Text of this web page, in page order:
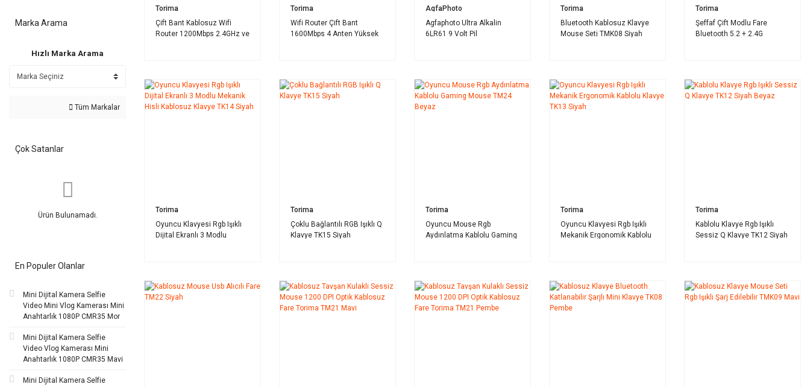
Marka Arama
Hızlı Marka Arama
Tüm Markalar
Çok Satanlar
Ürün Bulunamadı.
En Populer Olanlar
Mini Dijital Kamera Selfie
Video Mini Vlog Kamerası Mini
Anahtarlık 1080P CMR35 Mor
Mini Dijital Kamera Selfie
Video Vlog Kamerası Mini
Anahtarlık 1080P CMR35 Mavi
Mini Dijital Kamera Selfie
Torima
Çift Bant Kablosuz Wifi
Router 1200Mbps 2.4GHz ve
Torima
Wifi Router Çift Bant
1600Mbps 4 Anten Yüksek
AgfaPhoto
Agfaphoto Ultra Alkalin
6LR61 9 Volt Pil
Torima
Bluetooth Kablosuz Klavye
Mouse Seti TMK08 Siyah
Torima
Şeffaf Çift Modlu Fare
Bluetooth 5.2 + 2.4G
Torima
Oyuncu Klavyesi Rgb Işıklı
Dijital Ekranlı 3 Modlu
Torima
Çoklu Bağlantılı RGB Işıklı Q
Klavye TK15 Siyah
Torima
Oyuncu Mouse Rgb
Aydınlatma Kablolu Gaming
Torima
Oyuncu Klavyesi Rgb Işıklı
Mekanik Ergonomik Kablolu
Torima
Kablolu Klavye Rgb Işıklı
Sessiz Q Klavye TK12 Siyah